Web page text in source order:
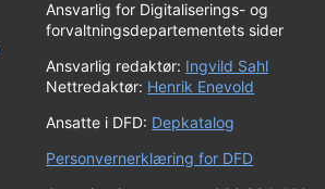
Ansvarlig for Digitaliserings- og
forvaltningsdepartementets sider
Ansvarlig redaktør: Ingvild Sahl
Nettredaktør: Henrik Enevold
Ansatte i DFD: Depkatalog
Personvernerklæring for DFD